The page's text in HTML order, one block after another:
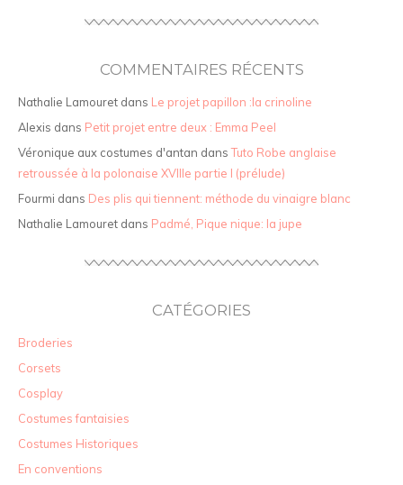
COMMENTAIRES RÉCENTS
Nathalie Lamouret dans Le projet papillon :la crinoline
Alexis dans Petit projet entre deux : Emma Peel
Véronique aux costumes d'antan dansTuto Robe anglaise
retroussée à la polonaise XVIIIe partie I (prélude)
Fourmi dans Des plis qui tiennent: méthode du vinaigre blanc
Nathalie Lamouret dans Padmé, Pique nique: la jupe
CATÉGORIES
Broderies
Corsets
Cosplay
Costumes fantaisies
Costumes Historiques
En conventions